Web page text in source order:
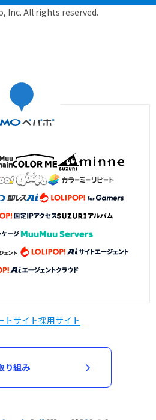
Inc. All rights reserved.
トサイト採用サイト
り組み